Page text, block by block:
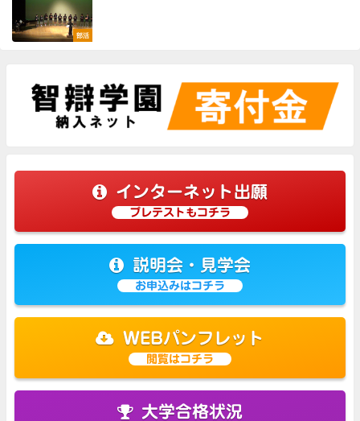
部活
インターネット出願
プレテストもコチラ
説明会・見学会
お申込みはコチラ
WEBパンフレット
閲覧はコチラ
大学合格状況